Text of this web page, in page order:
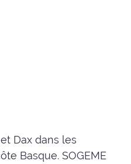
Dax dans les
Basque. SOGEME